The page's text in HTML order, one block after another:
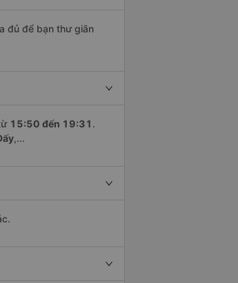
đủ để bạn thư giãn
15:50 đến 19:31 .
,...